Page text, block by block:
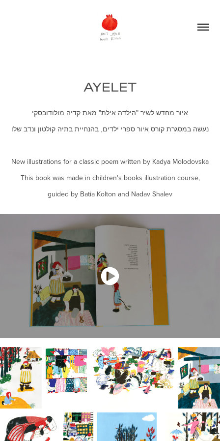
AYELET
איור מחדש לשיר "הילדה אילת" מאת קדיה מולודובסקי
נעשה במסגרת קורס איור ספרי ילדים, בהנחיית בתיה קולטון ונדב שלו
New illustrations for a classic poem written by Kadya Molodovska
This book was made in children's books illustration course,
guided by Batia Kolton and Nadav Shalev